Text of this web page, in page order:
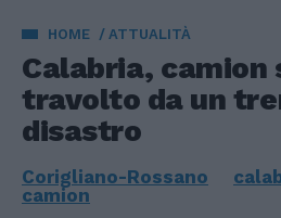
HOME ATTUALITÀ
Calabria, camion
travolto da un
disastro
Corigliano-Rossano
camion